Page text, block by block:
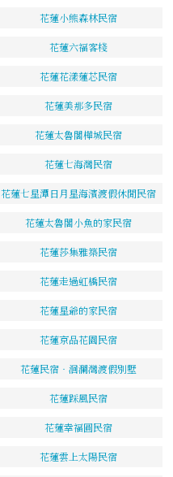
花蓮小熊森林民宿
花蓮六福客棧
花蓮花漾蓮芯民宿
花蓮美那多民宿
花蓮太魯閣樺城民宿
花蓮七海灣民宿
花蓮七星潭日月星海濱渡假休閒民宿
花蓮太魯閣小魚的家民宿
花蓮莎集雅築民宿
花蓮走過虹橋民宿
花蓮星爺的家民宿
花蓮京品花園民宿
花蓮民宿‧洄瀾灣渡假別墅
花蓮踩風民宿
花蓮幸福圓民宿
花蓮雲上太陽民宿